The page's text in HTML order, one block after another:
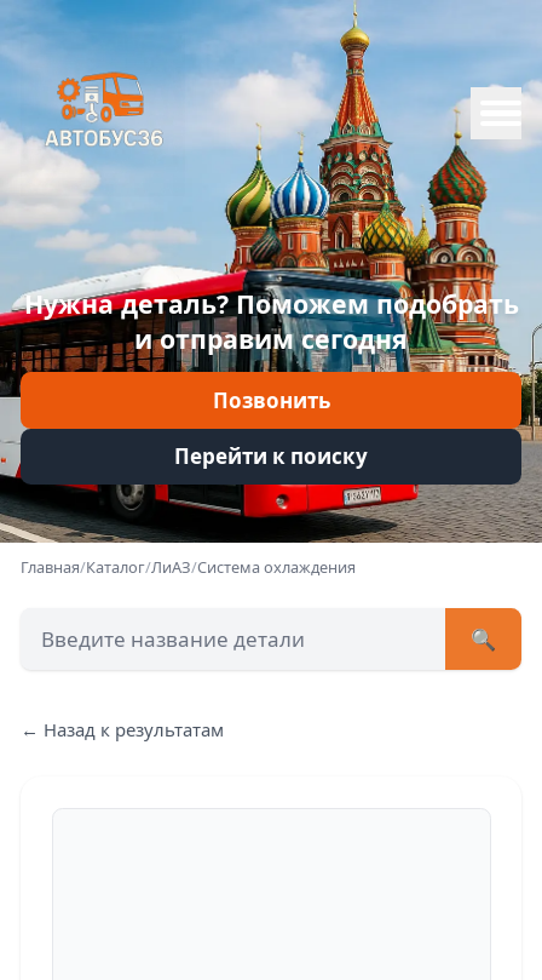
Нужна деталь? Поможем подобрать
и отправим сегодня
Позвонить
Перейти к поиску
Меню
Главная
Каталог
Марки
Информация
Главная/Каталог/ЛиАЗ/Система охлаждения
🔍
← Назад к результатам